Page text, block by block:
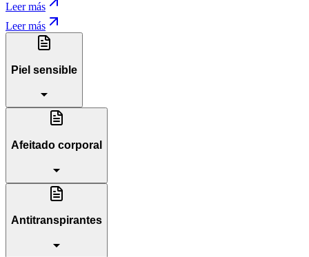
Leer más
Leer más
Piel sensible
Afeitado corporal
Antitranspirantes